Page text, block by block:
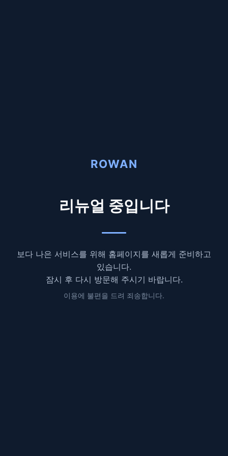
ROWAN
리뉴얼 중입니다
보다 나은 서비스를 위해 홈페이지를 새롭게 준비하고
있습니다.
잠시 후 다시 방문해 주시기 바랍니다.
이용에 불편을 드려 죄송합니다.